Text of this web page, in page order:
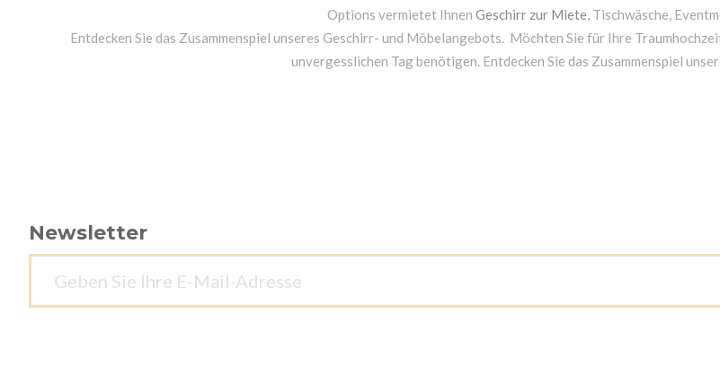
Options vermietet Ihnen Geschirr zur Miete, Tischwäsche,
Entdecken Sie das Zusammenspiel unseres Geschirr- und Möbelangebots. Möchten Sie für Ihre
unvergesslichen Tag benötigen. Entdecken Sie das Zusammenspiel
Newsletter